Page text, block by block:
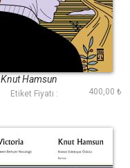
Knut Hamsun
Etiket Fiyatı : 400,00 ₺